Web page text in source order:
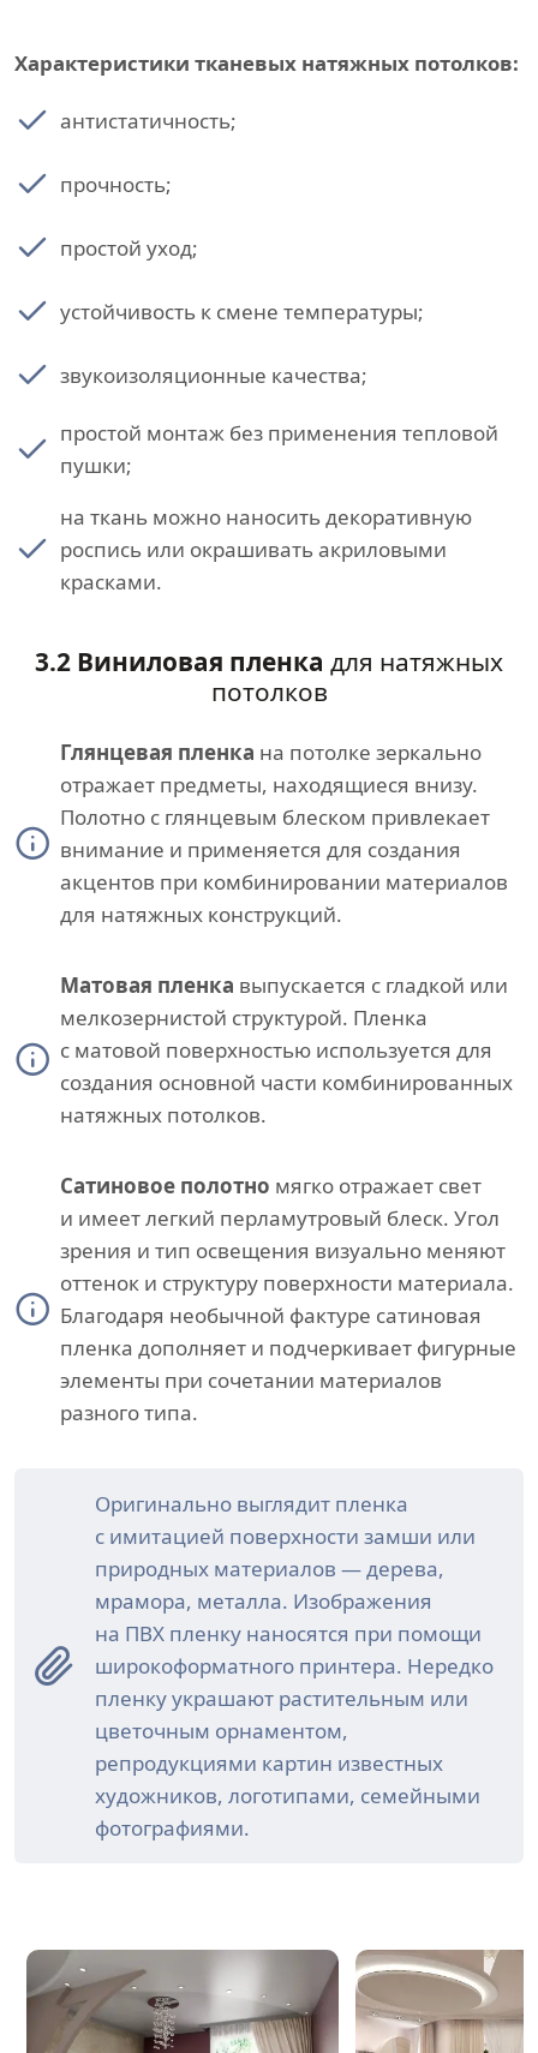
Характеристики тканевых натяжных потолков:
антистатичность;
прочность;
простой уход;
устойчивость к смене температуры;
звукоизоляционные качества;
простой монтаж без применения тепловой
пушки;
на ткань можно наносить декоративную
роспись или окрашивать акриловыми
красками.
3.2 Виниловая пленка для натяжных
потолков
Глянцевая пленка на потолке зеркально
отражает предметы, находящиеся внизу.
Полотно с глянцевым блеском привлекает
внимание и применяется для создания
акцентов при комбинировании материалов
для натяжных конструкций.
Матовая пленка выпускается с гладкой или
мелкозернистой структурой. Пленка
с матовой поверхностью используется для
создания основной части комбинированных
натяжных потолков.
Сатиновое полотно мягко отражает свет
и имеет легкий перламутровый блеск. Угол
зрения и тип освещения визуально меняют
оттенок и структуру поверхности материала.
Благодаря необычной фактуре сатиновая
пленка дополняет и подчеркивает фигурные
элементы при сочетании материалов
разного типа.
Оригинально выглядит пленка
с имитацией поверхности замши или
природных материалов — дерева,
мрамора, металла. Изображения
на ПВХ пленку наносятся при помощи
широкоформатного принтера. Нередко
пленку украшают растительным или
цветочным орнаментом,
репродукциями картин известных
художников, логотипами, семейными
фотографиями.